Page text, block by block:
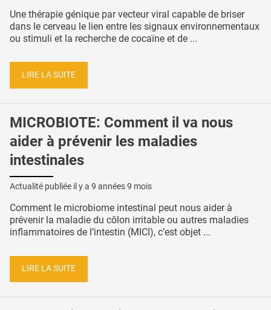
Une thérapie génique par vecteur viral capable de briser
dans le cerveau le lien entre les signaux environnementaux
ou stimuli et la recherche de cocaïne et de ...
LIRE LA SUITE
MICROBIOTE: Comment il va nous
aider à prévenir les maladies
intestinales
Actualité publiée il y a 9 années 9 mois
Comment le microbiome intestinal peut nous aider à
prévenir la maladie du côlon irritable ou autres maladies
inflammatoires de l’intestin (MICI), c’est objet ...
LIRE LA SUITE